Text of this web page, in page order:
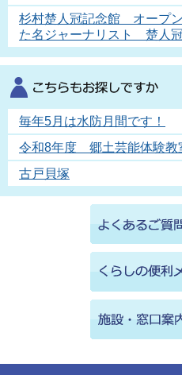
杉村楚人冠記念館 オープ
た名ジャーナリスト 楚人冠
毎年5月は水防月間です！
令和8年度 郷土芸能体験教
古戸貝塚